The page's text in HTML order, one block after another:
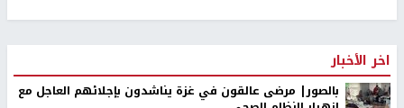
اخر الأخبار
بالصور| مرضى عالقون في غزة يناشدون بإجلائهم العاجل مع